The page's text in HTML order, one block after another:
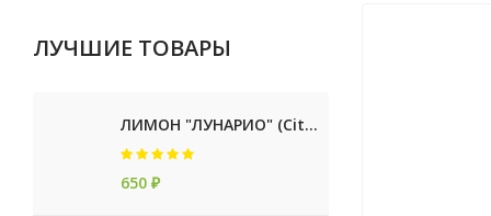
ЛУЧШИЕ ТОВАРЫ
ЛИМОН "ЛУНАРИО" (Citrus Limon Lunario)
650 ₽